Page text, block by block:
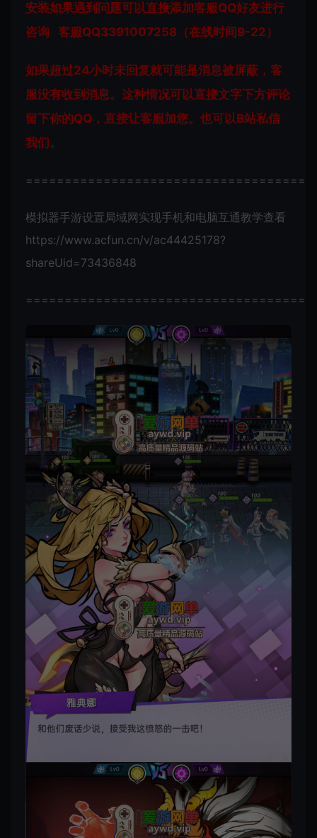
安装如果遇到问题可以直接添加客服QQ好友进行
咨询 客服QQ3391007258（在线时间9-22）
如果超过24小时未回复就可能是消息被屏蔽，客
服没有收到消息。这种情况可以直接文字下方评论
留下你的QQ，直接让客服加您。也可以B站私信
我们。
模拟器手游设置局域网实现手机和电脑互通教学查看
https://www.acfun.cn/v/ac44425178?
shareUid=73436848